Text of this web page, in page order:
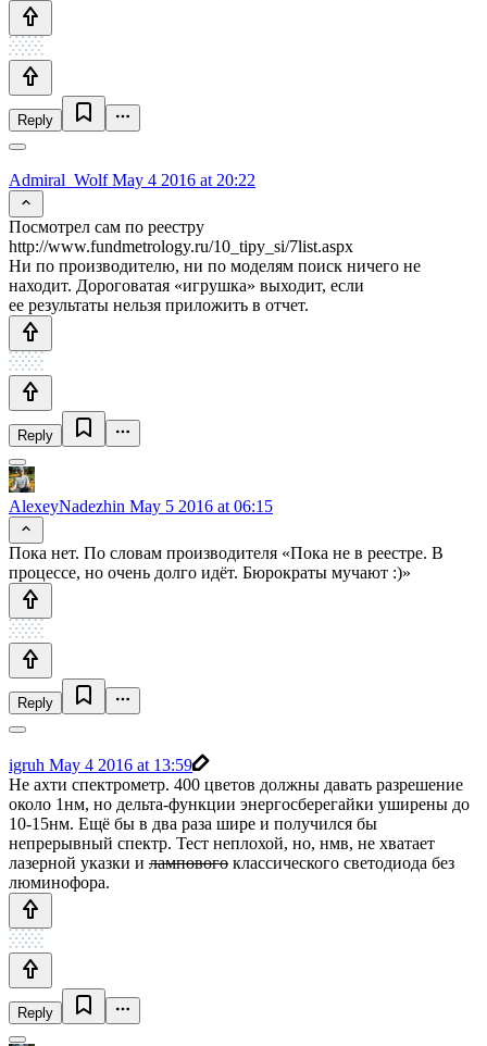
Reply
Admiral_WolfMay 4 2016 at 20:22
Посмотрел сам по реестру
http://www.fundmetrology.ru/10_tipy_si/7list.aspx
Ни по производителю, ни по моделям поиск ничего не
находит. Дороговатая «игрушка» выходит, если
ее результаты нельзя приложить в отчет.
Reply
AlexeyNadezhin May 5 2016 at 06:15
Пока нет. По словам производителя «Пока не в реестре. В
процессе, но очень долго идёт. Бюрократы мучают :)»
Reply
igruh May 4 2016 at 13:59
Не ахти спектрометр. 400 цветов должны давать разрешение
около 1нм, но дельта-функции энергосберегайки уширены до
10-15нм. Ещё бы в два раза шире и получился бы
непрерывный спектр. Тест неплохой, но, нмв, не хватает
лазерной указки и лампового классического светодиода без
люминофора.
Reply